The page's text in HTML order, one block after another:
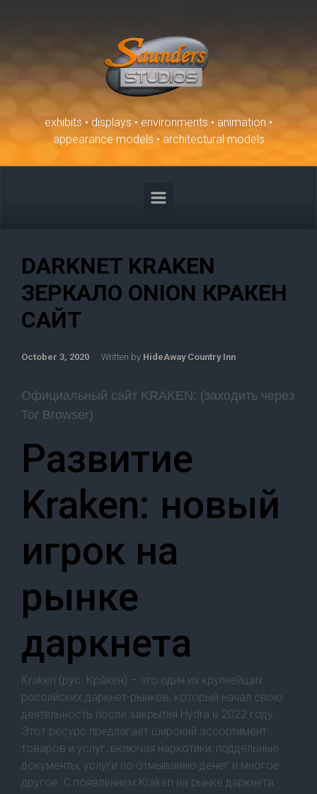
exhibits • displays • environments • animation •
appearance models • architectural models
DARKNET KRAKEN
ЗЕРКАЛО ONION КРАКЕН
САЙТ
October 3, 2020 Written by HideAway Country Inn
Официальный сайт KRAKEN: (заходить через
Tor Browser)
Развитие
Kraken: новый
игрок на
рынке
даркнета
Kraken (рус. Кра́кен) – это один из крупнейших
российских даркнет-рынков, который начал свою
деятельность после закрытия Hydra в 2022 году.
Этот ресурс предлагает широкий ассортимент
товаров и услуг, включая наркотики, поддельные
документы, услуги по отмыванию денег и многое
другое. С появлением Kraken на рынке даркнета